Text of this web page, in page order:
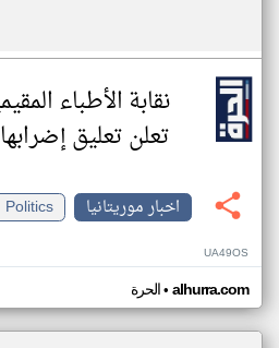
نقابة الأطباء
تعلن تعليق إضرابها
اخبار موريتانيا
Politics
UA49OS
الحرة• alhurra.com